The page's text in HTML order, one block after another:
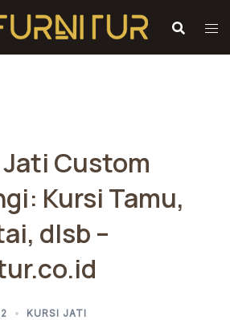
Custom
Kursi Tamu,
dlsb –
KURSI JATI